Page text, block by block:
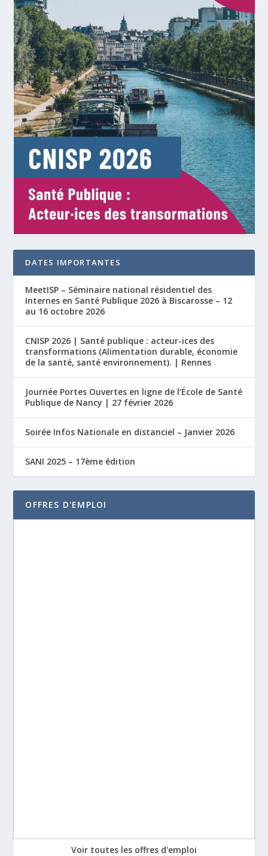
DATES IMPORTANTES
MeetISP – Séminaire national résidentiel des
Internes en Santé Publique 2026 à Biscarosse – 12
au 16 octobre 2026
CNISP 2026 | Santé publique : acteur-ices des
transformations (Alimentation durable, économie
de la santé, santé environnement). | Rennes
Journée Portes Ouvertes en ligne de l’École de Santé
Publique de Nancy | 27 février 2026
Soirée Infos Nationale en distanciel – Janvier 2026
SANI 2025 – 17ème édition
OFFRES D'EMPLOI
Voir toutes les offres d'emploi